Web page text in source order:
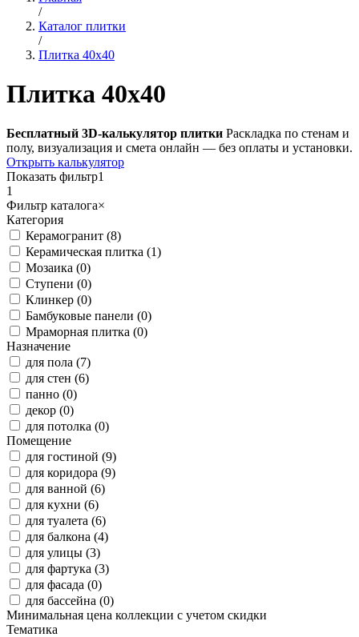
/
Каталог плитки
/
Плитка 40х40
Плитка 40х40
Бесплатный 3D-калькулятор плитки Раскладка по стенам и
полу, визуализация и смета онлайн — без оплаты и установки.
Открыть калькулятор
Показать фильтр1
1
Фильтр каталога×
Категория
Керамогранит (8)
Керамическая плитка (1)
Мозаика (0)
Ступени (0)
Клинкер (0)
Бамбуковые панели (0)
Мраморная плитка (0)
Назначение
для пола (7)
для стен (6)
панно (0)
декор (0)
для потолка (0)
Помещение
для гостиной (9)
для коридора (9)
для ванной (6)
для кухни (6)
для туалета (6)
для балкона (4)
для улицы (3)
для фартука (3)
для фасада (0)
для бассейна (0)
Минимальная цена коллекции с учетом скидки
Тематика